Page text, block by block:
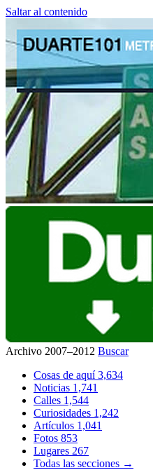
Saltar al contenido
Archivo 2007–2012 Buscar
Cosas de aquí3,634
Noticias 1,741
Calles 1,544
Curiosidades 1,242
Artículos 1,041
Fotos 853
Lugares 267
Todas las secciones →